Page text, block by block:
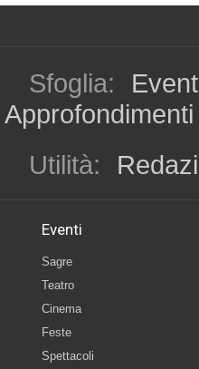
Sfoglia:
Approfondimenti
Utilità:
Eventi
Sagre
Teatro
Cinema
Feste
Spettacoli